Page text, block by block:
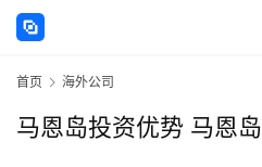
首页 海外公司
马恩岛投资优势 马恩岛